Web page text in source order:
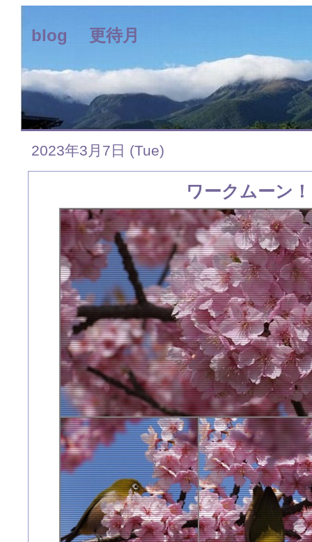
blog 更待月
2023年3月7日 (Tue)
ワークムーン！